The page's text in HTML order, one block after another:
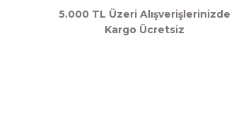
5.000 TL Üzeri Alışverişlerinizde
Kargo Ücretsiz